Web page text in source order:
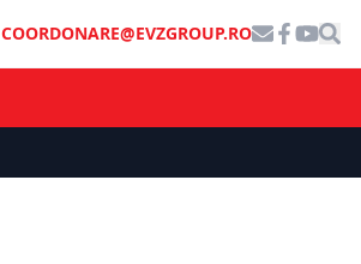
COORDONARE@EVZGROUP.RO